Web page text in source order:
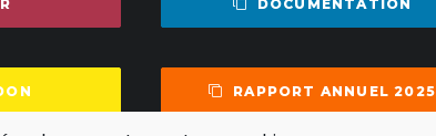
DOCUMENTATION
RAPPORT ANNUEL 2025